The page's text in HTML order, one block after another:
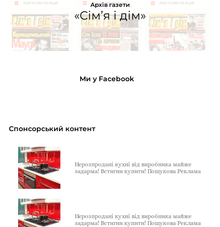
Архів газети
«Сім’я і дім»
Ми у Facebook
Спонсорський контент
Нерозпродані кухні від виробника майже
задарма! Встигни купити! Пошукова Реклама
Нерозпродані кухні від виробника майже
задарма! Встигни купити! Пошукова Реклама